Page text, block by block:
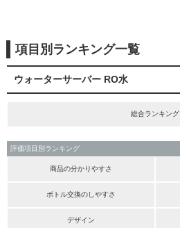
項目別ランキング一覧
ウォーターサーバー RO水
総合ランキング
評価項目別ランキング
商品の分かりやすさ
ボトル交換のしやすさ
デザイン